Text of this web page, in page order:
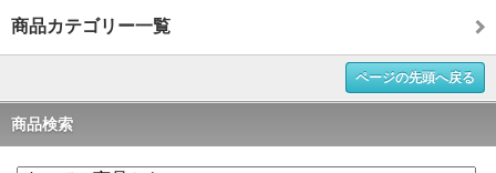
商品カテゴリー一覧
ページの先頭へ戻る
商品検索